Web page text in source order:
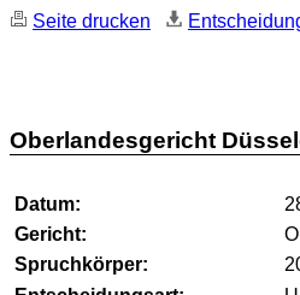
Seite drucken
Oberlandesgericht
Datum:
Gericht:
Spruchkörper: